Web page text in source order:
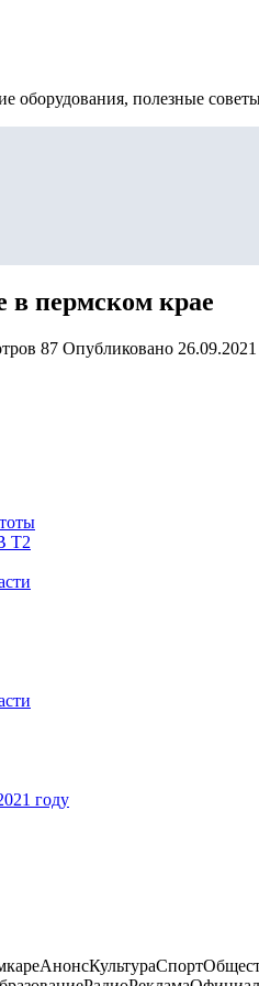
оборудования, полезные
в пермском крае
87 Опубликовано 26.09.2021
T2
году